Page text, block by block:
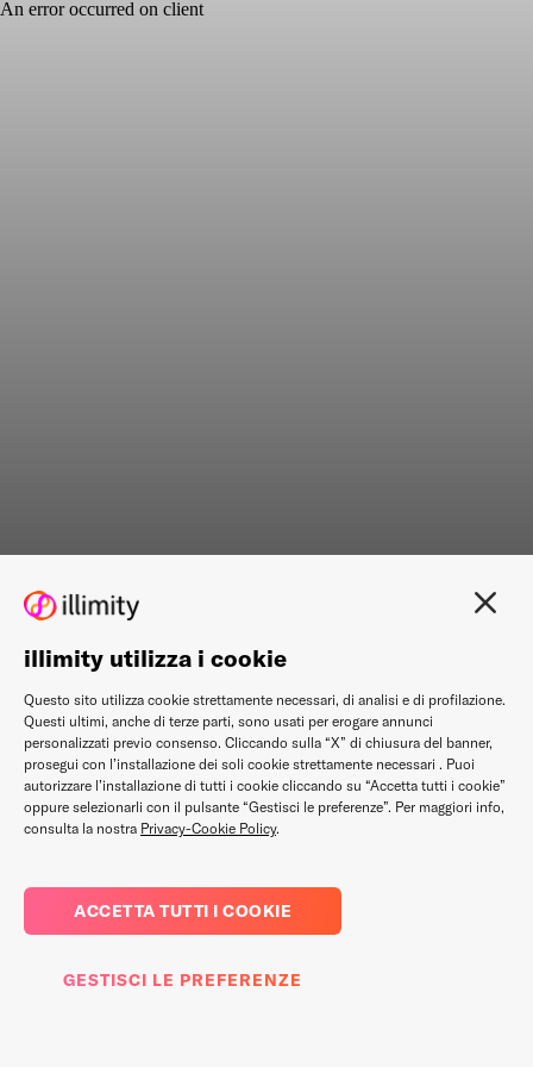
illimity utilizza i cookie
Questo sito utilizza cookie strettamente necessari, di analisi e di profilazione.
Questi ultimi, anche di terze parti, sono usati per erogare annunci
personalizzati previo consenso. Cliccando sulla “X” di chiusura del banner,
prosegui con l’installazione dei soli cookie strettamente necessari . Puoi
autorizzare l’installazione di tutti i cookie cliccando su “Accetta tutti i cookie”
oppure selezionarli con il pulsante “Gestisci le preferenze”. Per maggiori info,
consulta la nostra Privacy-Cookie Policy.
ACCETTA TUTTI I COOKIE
GESTISCI LE PREFERENZE
An error occurred on client